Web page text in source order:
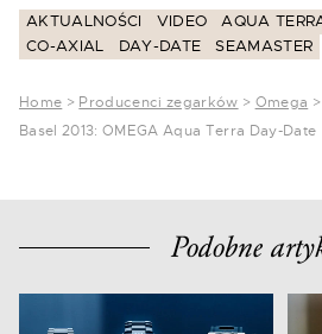
AKTUALNOŚCI VIDEO AQUA
CO-AXIAL
DAY-DATE SEAMASTER
Home > Producenci zegarków > Omega >
Basel 2013: OMEGA Aqua Terra Day-Date
Podobne